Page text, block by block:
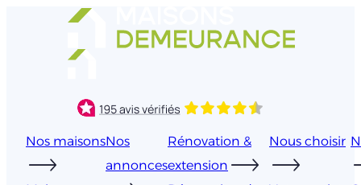
Nos maisonsNos
annonces
Rénovation &
extension
Nous choisir